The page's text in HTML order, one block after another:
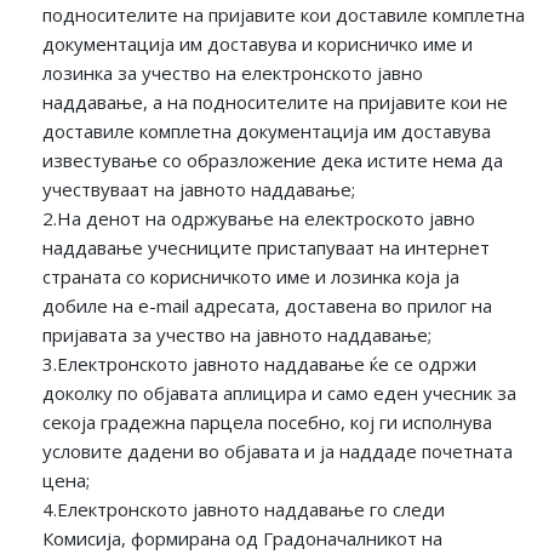
подносителите на пријавите кои доставиле комплетна
документација им доставува и корисничко име и
лозинка за учество на електронското јавно
наддавање, а на подносителите на пријавите кои не
доставиле комплетна документација им доставува
известување со образложение дека истите нема да
учествуваат на јавното наддавање;
2.На денот на одржување на електроското јавно
наддавање учесниците пристапуваат на интернет
страната со корисничкото име и лозинка која ја
добиле на e-mail адресата, доставена во прилог на
пријавата за учество на јавното наддавање;
3.Електронското јавното наддавање ќе се одржи
доколку по објавата аплицира и само еден учесник за
секоја градежна парцела посебно, кој ги исполнува
условите дадени во објавата и ја наддаде почетната
цена;
4.Електронското јавното наддавање го следи
Комисија, формирана од Градоначалникот на